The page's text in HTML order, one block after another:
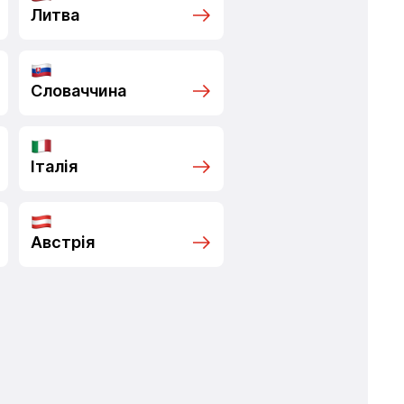
Литва
Словаччина
Італія
Австрія